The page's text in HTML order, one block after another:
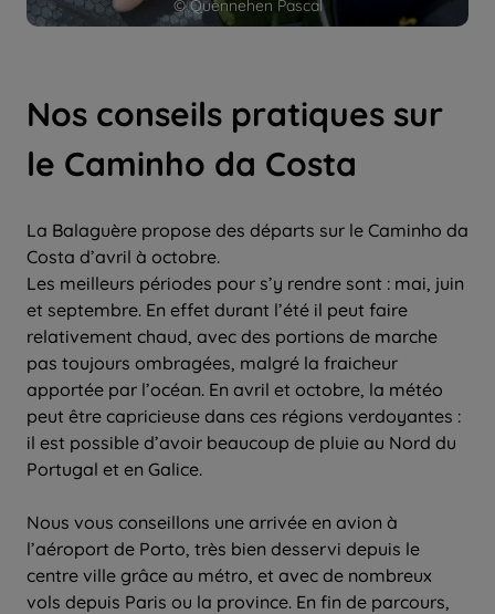
© Quennehen Pascal
Nos conseils pratiques sur
le Caminho da Costa
La Balaguère propose des départs sur le Caminho da
Costa d’avril à octobre.
Les meilleurs périodes pour s’y rendre sont : mai, juin
et septembre. En effet durant l’été il peut faire
relativement chaud, avec des portions de marche
pas toujours ombragées, malgré la fraicheur
apportée par l’océan. En avril et octobre, la météo
peut être capricieuse dans ces régions verdoyantes :
il est possible d’avoir beaucoup de pluie au Nord du
Portugal et en Galice.
Nous vous conseillons une arrivée en avion à
l’aéroport de Porto, très bien desservi depuis le
centre ville grâce au métro, et avec de nombreux
vols depuis Paris ou la province. En fin de parcours,